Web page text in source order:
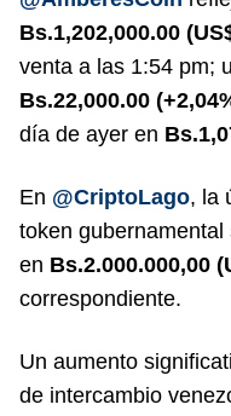
Bs.1,202,000.00
venta a las 1:54 pm;
Bs.22,000.00
día de ayer en
En @CriptoLago, la
token gubernamental
en Bs.2.000.000,00
correspondiente.
Un aumento
de intercambio